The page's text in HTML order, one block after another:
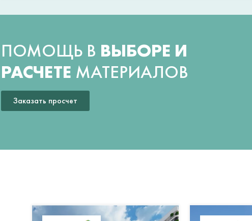
ПОМОЩЬ В ВЫБОРЕ И
РАСЧЕТЕ МАТЕРИАЛОВ
Заказать просчет